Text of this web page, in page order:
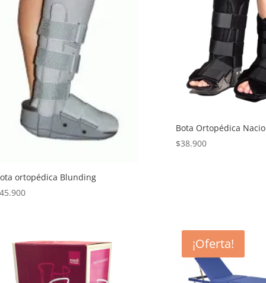
ortopédica Blunding
45.900
Bota Ortopédica
$38.900
¡Oferta!